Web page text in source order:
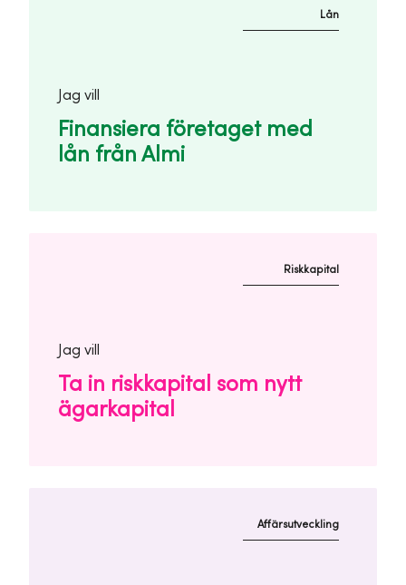
Lån
Jag vill
Finansiera företaget med
lån från Almi
Riskkapital
Jag vill
Ta in riskkapital som nytt
ägarkapital
Affärsutveckling